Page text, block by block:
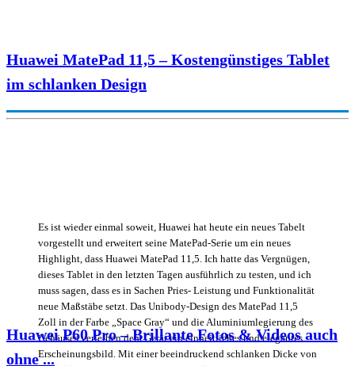
Es ist wieder einmal soweit, Huawei hat heute ein neues Tabelt
vorgestellt und erweitert seine MatePad-Serie um ein neues
Highlight, dass Huawei MatePad 11,5. Ich hatte das Vergnügen,
dieses Tablet in den letzten Tagen ausführlich zu testen, und ich
muss sagen, dass es in Sachen Pries- Leistung und Funktionalität
neue Maßstäbe setzt. Das Unibody-Design des MatePad 11,5
Zoll in der Farbe „Space Gray“ und die Aluminiumlegierung des
Gehäuses verleihen dem Gerät ein einheitliches und elegantes
Erscheinungsbild. Mit einer beeindruckend schlanken Dicke von
Huawei MatePad 11,5 – Kostengünstiges Tablet
im schlanken Design
Huawei P60 Pro – Brillante Fotos & Videos auch
ohne ...